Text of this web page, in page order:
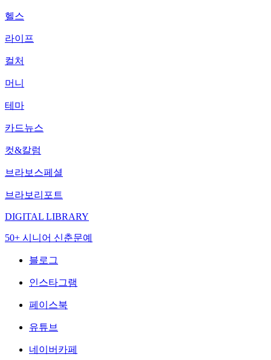
헬스
라이프
컬처
머니
테마
카드뉴스
컷&칼럼
브라보스페셜
브라보리포트
DIGITAL LIBRARY
50+ 시니어 신춘문예
블로그
인스타그램
페이스북
유튜브
네이버카페